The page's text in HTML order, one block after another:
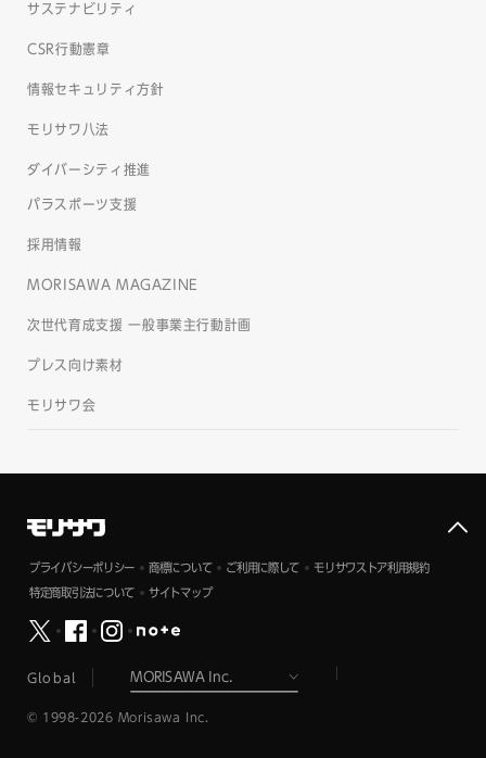
サステナビリティ
CSR行動憲章
情報セキュリティ方針
モリサワ八法
ダイバーシティ推進
パラスポーツ支援
採用情報
MORISAWA MAGAZINE
次世代育成支援 一般事業主行動計画
プレス向け素材
モリサワ会
プライバシーポリシー 商標について ご利用に際して モリサワストア利用規約
特定商取引法について サイトマップ
Global
© 1998-2026 Morisawa Inc.